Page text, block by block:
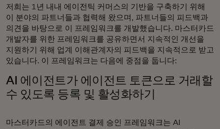
저희는 1년 내내 에이전틱 커머스의 기반을 구축하기 위해
이 분야의 파트너들과 협력해 왔으며, 파트너들의 피드백과
의견을 바탕으로 이 프레임워크를 개발했습니다. 마스터카드
개발자를 위한 프레임워크를 공유하면서 지속적인 개선을
지원하기 위해 업계 이해관계자의 피드백을 지속적으로 받고
있습니다. 이 프레임워크는 다음에 중점을 둡니다:
AI 에이전트가 에이전트 토큰으로 거래할
수 있도록 등록 및 활성화하기
마스터카드의 에이전트 결제 승인 프레임워크는 AI